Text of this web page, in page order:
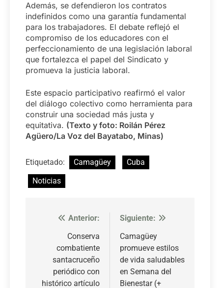
Además, se defendieron los contratos
indefinidos como una garantía fundamental
para los trabajadores. El debate reflejó el
compromiso de los educadores con el
perfeccionamiento de una legislación laboral
que fortalezca el papel del Sindicato y
promueva la justicia laboral.
Este espacio participativo reafirmó el valor
del diálogo colectivo como herramienta para
construir una sociedad más justa y
equitativa. (Texto y foto: Roilán Pérez
Agüero/La Voz del Bayatabo, Minas)
Etiquetado: Camagüey
Cuba
Noticias
Navegación
entradas
Anterior:
Conserva
combatiente
santacruceño
periódico con
histórico artículo
Siguiente:
Camagüey
promueve estilos
de vida saludables
en Semana del
Bienestar (+